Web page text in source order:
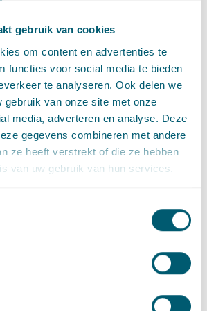
gebruik van cookies
om content en advertenties te
functies voor social media te bieden
te analyseren. Ook delen we
gebruik van onze site met onze
media, adverteren en analyse. Deze
gegevens combineren met andere
ze heeft verstrekt of die ze hebben
van uw gebruik van hun services.
Behandeling van stoornissen valt
de rechtbank daarmee dat de
doelstelling onder de
valt en niet onder de Wmo 2015.
30 januari 2019,
Gelderland:
heeft een uitspraak gedaan over de
de Jeugdwet ten behoeve van een
college heeft die aanvraag afgewezen.
spectrum stoornis er primair op gericht